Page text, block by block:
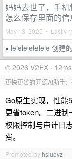
妈妈去世了，手
怎么保存里面的
May 13, 2025 • Lastly
» lelelelelelele 创建
© 2026 V2EX ·
更快更省的开源AI助手
Go原生实现，性能
更省token。二进制
权限控制与审计日
费。
Promoted by hsluoyz